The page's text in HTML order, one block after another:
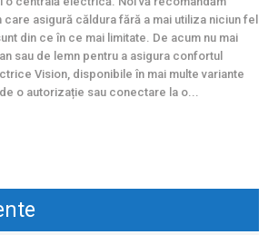
asigură căldura fără a mai utiliza niciun fel
din ce în ce mai limitate. De acum nu mai
sau de lemn pentru a asigura confortul
Vision, disponibile în mai multe variante
o autorizație sau conectare la o...